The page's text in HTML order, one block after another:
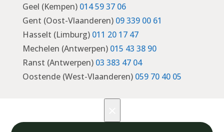
Geel (Kempen) 014 59 37 06
Gent (Oost-Vlaanderen) 09 339 00 61
Hasselt (Limburg) 011 20 17 47
Mechelen (Antwerpen) 015 43 38 90
Ranst (Antwerpen) 03 383 47 04
Oostende (West-Vlaanderen) 059 70 40 05